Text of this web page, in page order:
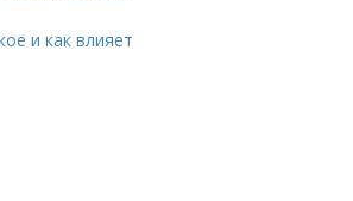
и как влияет